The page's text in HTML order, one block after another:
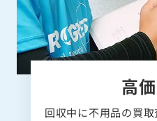
高
回収中に不用品の買